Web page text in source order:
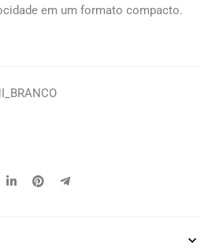
em um formato compacto.